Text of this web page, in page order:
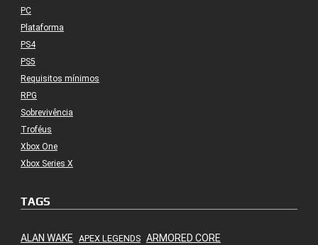
PC
Plataforma
PS4
PS5
Requisitos mínimos
RPG
Sobrevivência
Troféus
Xbox One
Xbox Series X
TAGS
ALAN WAKE APEX LEGENDS ARMORED CORE